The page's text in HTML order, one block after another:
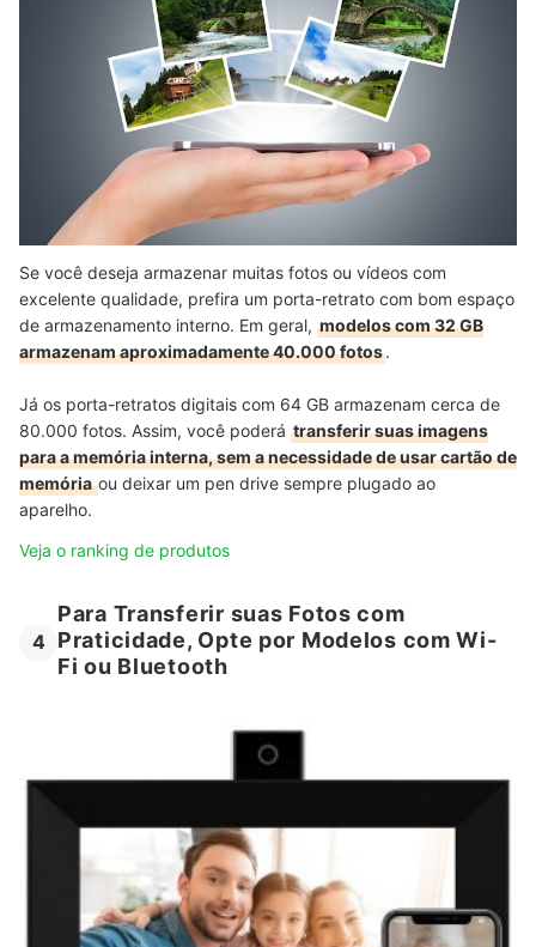
Se você deseja armazenar muitas fotos ou vídeos com
excelente qualidade, prefira um porta-retrato com bom espaço
de armazenamento interno. Em geral, modelos com 32 GB
armazenam aproximadamente 40.000 fotos.
Já os porta-retratos digitais com 64 GB armazenam cerca de
80.000 fotos. Assim, você poderá transferir suas imagens
para a memória interna, sem a necessidade de usar cartão de
memóriaou deixar um pen drive sempre plugado ao
aparelho.
Veja o ranking de produtos
4
Para Transferir suas Fotos com
Praticidade, Opte por Modelos com Wi-
Fi ou Bluetooth